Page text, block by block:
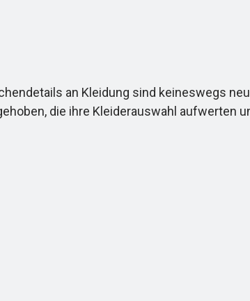
an Kleidung sind keineswegs
die ihre Kleiderauswahl aufwerten